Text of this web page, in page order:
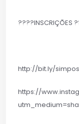
????INSCRIÇÕES
http://bit.ly/
https://